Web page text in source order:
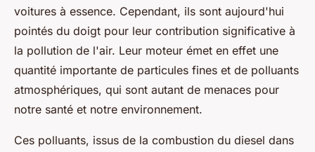
voitures à essence. Cependant, ils sont aujourd'hui
pointés du doigt pour leur contribution significative à
la pollution de l'air. Leur moteur émet en effet une
quantité importante de particules fines et de polluants
atmosphériques, qui sont autant de menaces pour
notre santé et notre environnement.
Ces polluants, issus de la combustion du diesel dans